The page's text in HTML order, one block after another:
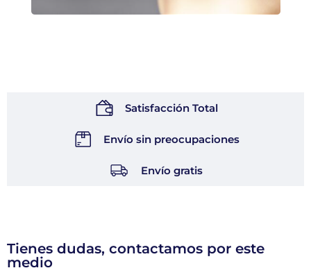
Satisfacción Total
Envío sin preocupaciones
Envío gratis
Tienes dudas, contactamos por este
medio